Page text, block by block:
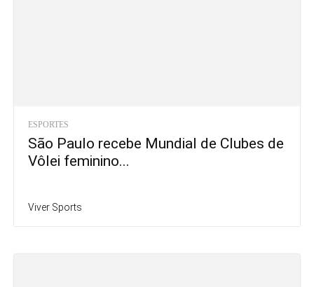
ESPORTES
São Paulo recebe Mundial de Clubes de
Vôlei feminino...
Viver Sports